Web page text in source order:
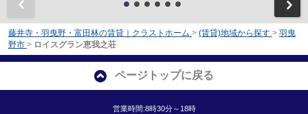
藤井寺・羽曳野・富田林の賃貸｜クラストホーム > (賃貸)地域から探す > 羽曳
野市 > ロイスグラン恵我之荘
ページトップに戻る
営業時間:8時30分～18時